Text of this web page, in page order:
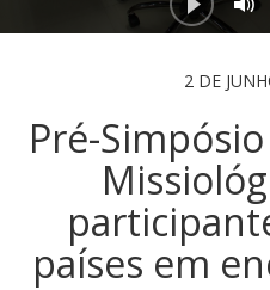
2 DE
Pré-
países em